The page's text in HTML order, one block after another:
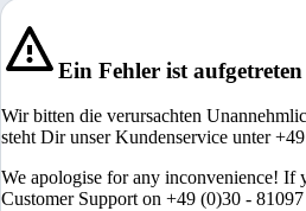
Ein Fehler ist
Wir bitten die verursachten
steht Dir unser Kundenservice unter
We apologise for any inconvenience! If
Customer Support on +49 (0)30 -